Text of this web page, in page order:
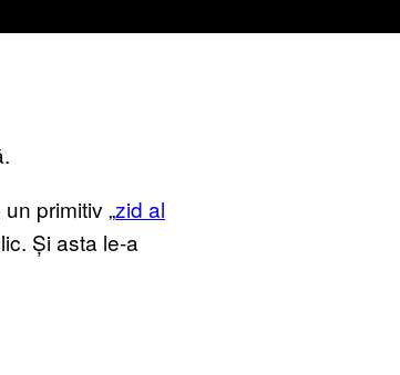
primitiv „zid al
Și asta le-a